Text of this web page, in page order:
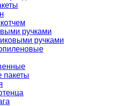
ручками
ручками
пакеты